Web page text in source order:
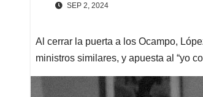
SEP 2, 2024
Al cerrar la puerta a los Ocampo,
ministros similares, y apuesta al “yo